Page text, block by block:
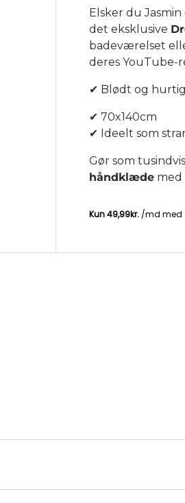
Elsker du
det eksklusive
badeværelset
deres YouTube-
✔ Blødt og
✔ 70x140cm
✔ Ideelt som
Gør som
håndklæde med